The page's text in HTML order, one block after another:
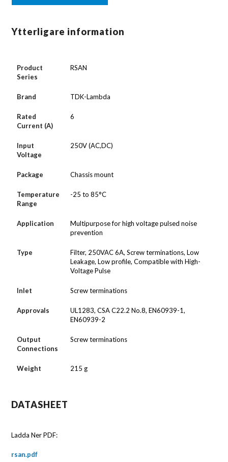
Ytterligare information
Product
Series
RSAN
Brand TDK-Lambda
Rated
Current (A)
6
Input
Voltage
250V (AC,DC)
Package Chassis mount
Temperature
Range
-25 to 85°C
Application
Multipurpose for high voltage pulsed noise
prevention
Type
Filter, 250VAC 6A, Screw terminations, Low
Leakage, Low profile, Compatible with High-
Voltage Pulse
Inlet Screw terminations
Approvals
UL1283, CSA C22.2 No.8, EN60939-1,
EN60939-2
Output
Connections
Screw terminations
Weight 215 g
DATASHEET
Ladda Ner PDF:
rsan.pdf